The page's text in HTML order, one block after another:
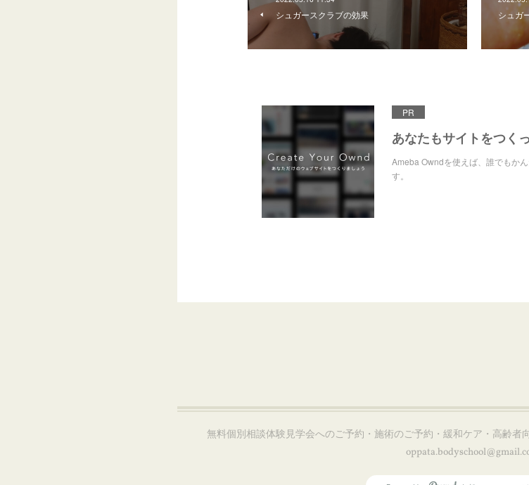
シュガースクラブの効果 シュガ
PR
あなたもサイトをつく
Ameba Owndを使えば、誰でもか
す。
無料個別相談体験見学会へのご予約・施術のご予約・緩和ケア・高齢